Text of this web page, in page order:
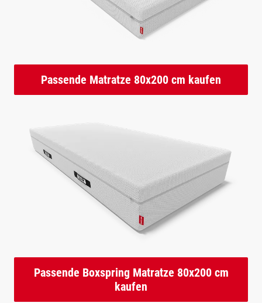
Passende Matratze 80x200 cm kaufen
Passende Boxspring Matratze 80x200 cm
kaufen